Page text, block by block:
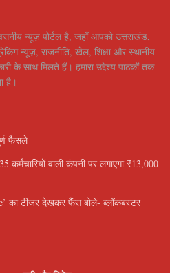
न्यूज़ पोर्टल है, जहाँ आपको उत्तराखंड,
न्यूज़, राजनीति, खेल, शिक्षा और स्थानीय
साथ मिलते हैं। हमारा उद्देश्य पाठकों तक
है।
फैसले
वाली कंपनी पर लगाएगा ₹13,000
का टीजर देखकर फैंस बोले- ब्लॉकबस्टर